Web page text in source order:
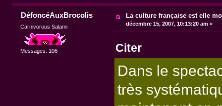
DéfoncéAuxBrocolis
Carnivorous Salami
Messages: 106
La culture française est elle
décembre 15, 2007, 10:13:20 am »
Citer
Dans le
très